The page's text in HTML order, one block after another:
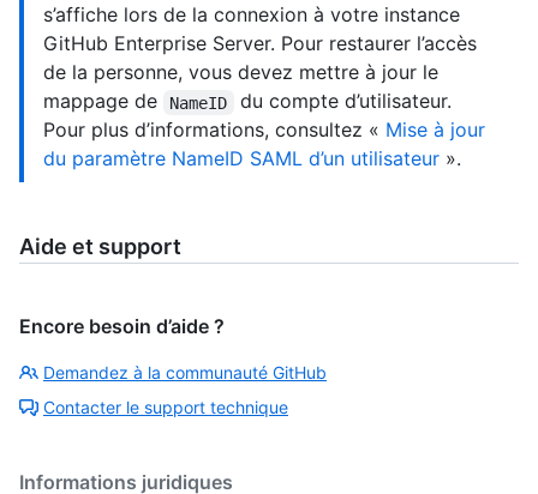
s’affiche lors de la connexion à votre instance
GitHub Enterprise Server. Pour restaurer l’accès
de la personne, vous devez mettre à jour le
mappage de
NameID
du compte d’utilisateur.
Pour plus d’informations, consultez « Mise à jour
du paramètre NameID SAML d’un utilisateur ».
Aide et support
Encore besoin d’aide ?
Demandez à la communauté GitHub
Contacter le support technique
Informations juridiques